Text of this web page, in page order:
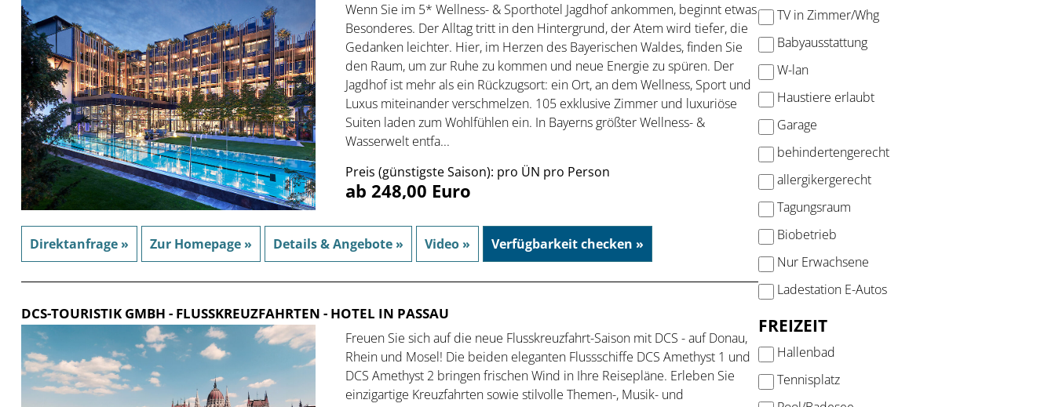
Wenn Sie im 5* Wellness- & Sporthotel Jagdhof ankommen, beginnt etwas
Besonderes. Der Alltag tritt in den Hintergrund, der Atem wird tiefer, die
Gedanken leichter. Hier, im Herzen des Bayerischen Waldes, finden Sie
den Raum, um zur Ruhe zu kommen und neue Energie zu spüren. Der
Jagdhof ist mehr als ein Rückzugsort: ein Ort, an dem Wellness, Sport und
Luxus miteinander verschmelzen. 105 exklusive Zimmer und luxuriöse
Suiten laden zum Wohlfühlen ein. In Bayerns größter Wellness- &
Wasserwelt entfa...
Preis (günstigste Saison): pro ÜN pro Person
ab 248,00 Euro
Direktanfrage » Zur Homepage » Details & Angebote » Video » Verfügbarkeit checken »
DCS-TOURISTIK GMBH - FLUSSKREUZFAHRTEN - HOTEL IN PASSAU
Freuen Sie sich auf die neue Flusskreuzfahrt-Saison mit DCS - auf Donau,
Rhein und Mosel! Die beiden eleganten Flussschiffe DCS Amethyst 1 und
DCS Amethyst 2 bringen frischen Wind in Ihre Reisepläne. Erleben Sie
einzigartige Kreuzfahrten sowie stilvolle Themen-, Musik- und
TV in Zimmer/Whg
Babyausstattung
W-lan
Haustiere erlaubt
Garage
behindertengerecht
allergikergerecht
Tagungsraum
Biobetrieb
Nur Erwachsene
Ladestation E-Autos
FREIZEIT
Hallenbad
Tennisplatz